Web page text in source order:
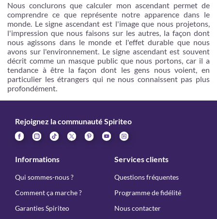
Nous conclurons que calculer mon ascendant permet de
comprendre ce que représente notre apparence dans le
monde. Le signe ascendant est l'image que nous projetons,
l'impression que nous faisons sur les autres, la façon dont
nous agissons dans le monde et l'effet durable que nous
avons sur l'environnement. Le signe ascendant est souvent
décrit comme un masque public que nous portons, car il a
tendance à être la façon dont les gens nous voient, en
particulier les étrangers qui ne nous connaissent pas plus
profondément.
Rejoignez la communauté Spiriteo
Informations
Qui sommes-nous ?
Comment ça marche ?
Garanties Spiriteo
Services clients
Questions fréquentes
Programme de fidélité
Nous contacter